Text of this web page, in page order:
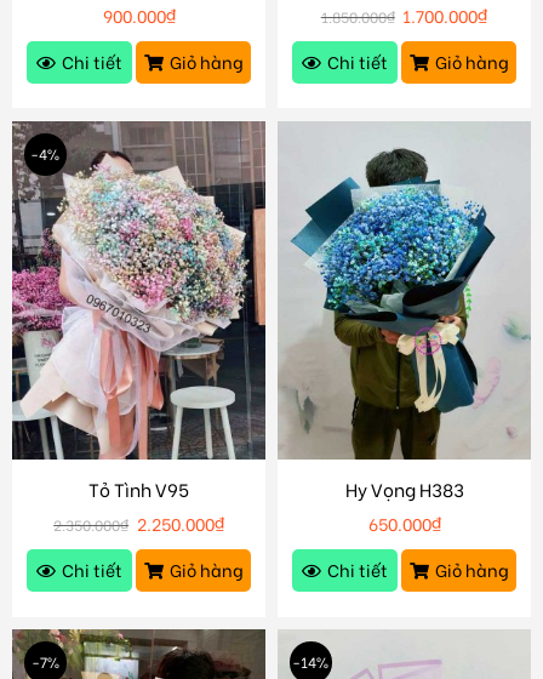
900.000₫
Chi tiết
Giỏ hàng
1.850.000₫ 1.700.000₫
Chi tiết
Giỏ hàng
-4%
Tỏ Tình V95
2.350.000₫ 2.250.000₫
Chi tiết
Giỏ hàng
Hy Vọng H383
650.000₫
Chi tiết
Giỏ hàng
-7% -14%